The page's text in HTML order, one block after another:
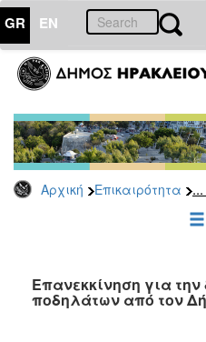
GR EN
Αρχική Επικαιρότητα ...
ΕΠΙΚΑΙΡΟΤΗΤΑ
Τύπου
Αρχείο
2026
2025
2022
2021
Επανεκκίνηση για
ποδηλάτων από τον